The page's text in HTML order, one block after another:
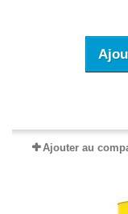
Ajouter au